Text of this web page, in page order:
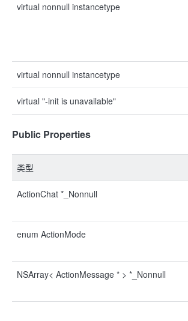
virtual nonnull instancetype
virtual nonnull instancetype
virtual "-init is unavailable"
Public Properties
类型
ActionChat *_Nonnull
enum ActionMode
NSArray< ActionMessage * > *_Nonnull